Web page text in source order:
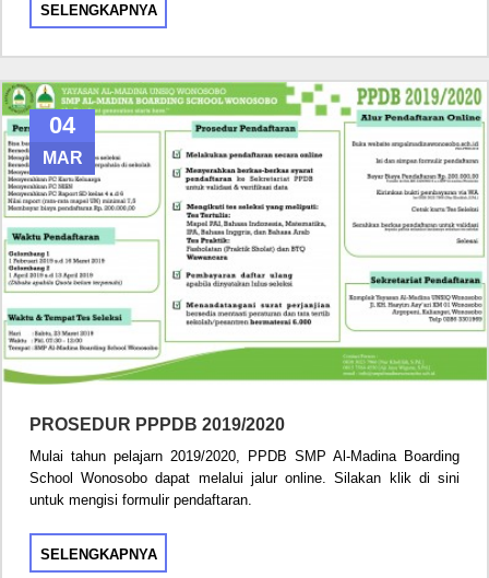
SELENGKAPNYA
04
MAR
PROSEDUR PPPDB 2019/2020
Mulai tahun pelajarn 2019/2020, PPDB SMP Al-Madina Boarding
School Wonosobo dapat melalui jalur online. Silakan klik di sini
untuk mengisi formulir pendaftaran.
SELENGKAPNYA